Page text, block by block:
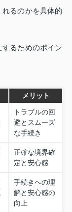
るのかを具体的
るためのポイン
メリット
トラブルの回
避とスムーズ
な手続き
正確な境界確
定と安心感
手続きへの理
解と安心感の
向上